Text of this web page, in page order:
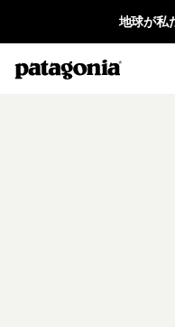
地球が私